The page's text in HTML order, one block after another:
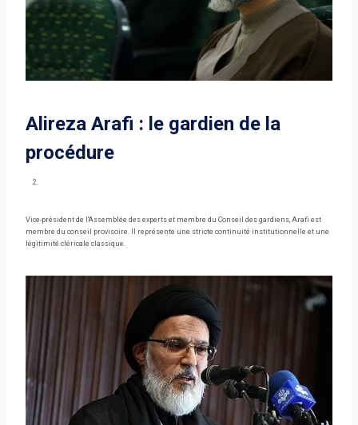
Alireza Arafi : le gardien de la
procédure
Vice-président de l'Assemblée des experts et membre du Conseil des gardiens, Arafi est
membre du conseil provisoire. Il représente une stricte continuité institutionnelle et une
légitimité cléricale classique.